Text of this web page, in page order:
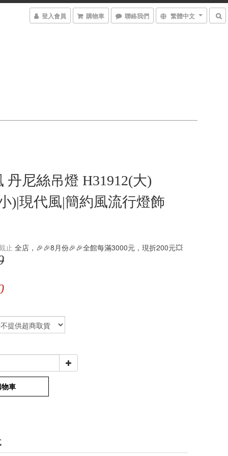
登入會員 購物車 聯絡我們 繁體中文
丹尼絲吊燈 H31912(大)
)|現代風|簡約風流行燈飾
止 全店，🎉🎉8月份🎉🎉全館每滿3000元，現折200元💥
車